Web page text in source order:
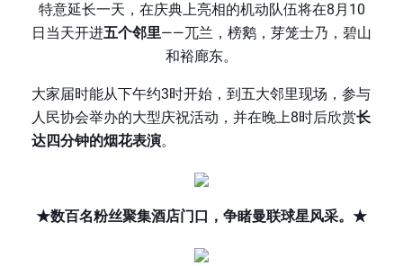
特意延长一天，在庆典上亮相的机动队伍将在8月10
日当天开进五个邻里——兀兰，榜鹅，芽笼士乃，碧山
和裕廊东。
大家届时能从下午约3时开始，到五大邻里现场，参与
人民协会举办的大型庆祝活动，并在晚上8时后欣赏长
达四分钟的烟花表演。
★数百名粉丝聚集酒店门口，争睹曼联球星风采。★